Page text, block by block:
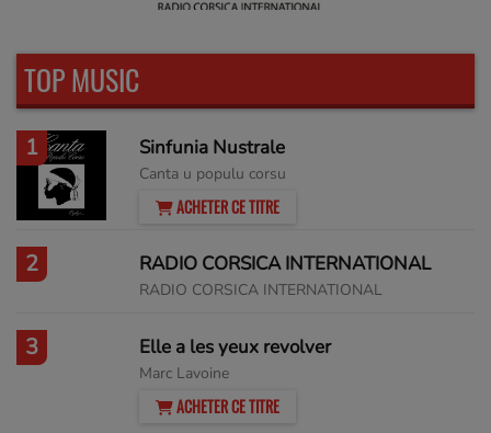
TOP MUSIC
1 Sinfunia Nustrale
Canta u populu corsu
ACHETER CE TITRE
2 RADIO CORSICA INTERNATIONAL
RADIO CORSICA INTERNATIONAL
3 Elle a les yeux revolver
Marc Lavoine
ACHETER CE TITRE